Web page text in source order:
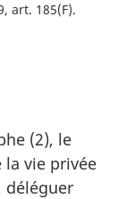
art. 185(F)
(2), le
vie privée
déléguer